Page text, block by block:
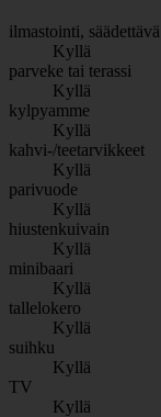
ilmastointi, säädettävä
Kyllä
parveke tai terassi
Kyllä
kylpyamme
Kyllä
kahvi-/teetarvikkeet
Kyllä
parivuode
Kyllä
hiustenkuivain
Kyllä
minibaari
Kyllä
tallelokero
Kyllä
suihku
Kyllä
TV
Kyllä